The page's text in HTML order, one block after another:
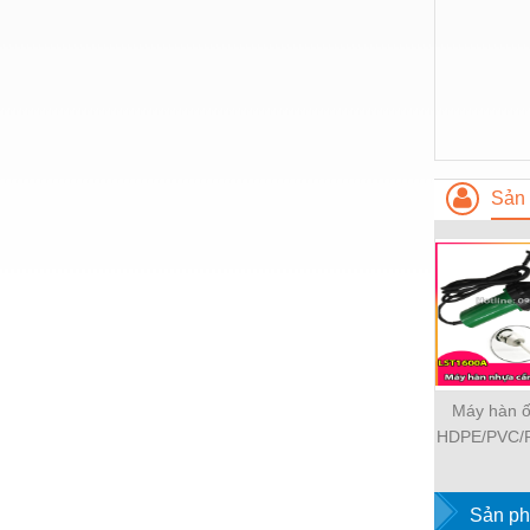
Sản
Máy hàn
HDPE/
Sản